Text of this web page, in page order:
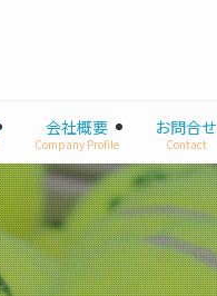
会社概要
Company Profile
お問合せ
Contact